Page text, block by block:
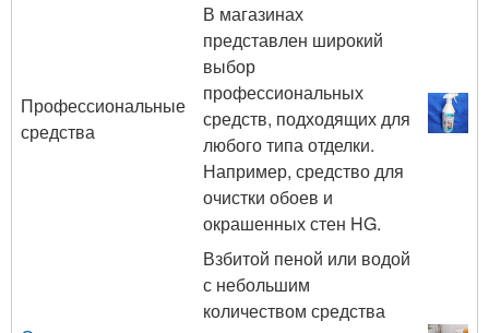
Профессиональные
средства
В магазинах
представлен широкий
выбор
профессиональных
средств, подходящих для
любого типа отделки.
Например, средство для
очистки обоев и
окрашенных стен HG.
Взбитой пеной или водой
с небольшим
количеством средства